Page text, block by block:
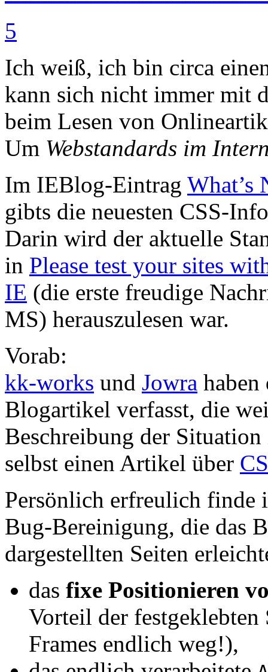
5
Ich weiß, ich bin circa
kann sich nicht immer mit
beim Lesen von
Um Webstandards im
Im IEBlog-Eintrag What’s
gibts die neuesten CSS-
Darin wird der aktuelle
in Please test your sites
IE (die erste freudige
MS) herauszulesen war.
Vorab:
kk-works und Jowra haben
Blogartikel verfasst, die
Beschreibung der
selbst einen Artikel über
Persönlich erfreulich finde
Bug-Bereinigung, die das
dargestellten Seiten
das fixe Positionieren
Vorteil der
Frames endlich weg!),